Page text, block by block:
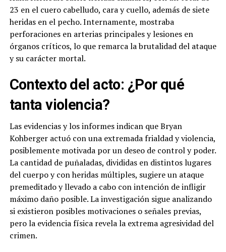
23 en el cuero cabelludo, cara y cuello, además de siete
heridas en el pecho. Internamente, mostraba
perforaciones en arterias principales y lesiones en
órganos críticos, lo que remarca la brutalidad del ataque
y su carácter mortal.
Contexto del acto: ¿Por qué
tanta violencia?
Las evidencias y los informes indican que Bryan
Kohberger actuó con una extremada frialdad y violencia,
posiblemente motivada por un deseo de control y poder.
La cantidad de puñaladas, divididas en distintos lugares
del cuerpo y con heridas múltiples, sugiere un ataque
premeditado y llevado a cabo con intención de infligir
máximo daño posible. La investigación sigue analizando
si existieron posibles motivaciones o señales previas,
pero la evidencia física revela la extrema agresividad del
crimen.